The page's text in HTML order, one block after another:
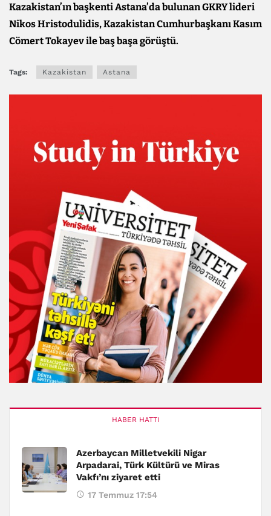
Kazakistan’ın başkenti Astana’da bulunan GKRY lideri
Nikos Hristodulidis, Kazakistan Cumhurbaşkanı Kasım
Cömert Tokayev ile baş başa görüştü.
Tags: Kazakistan Astana
HABER HATTI
Azerbaycan Milletvekili Nigar
Arpadarai, Türk Kültürü ve Miras
Vakfı’nı ziyaret etti
17 Temmuz 17:54